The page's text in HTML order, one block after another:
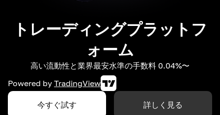
トレーディングプラットフ
ォーム
高い流動性と業界最安水準の手数料 0.04%〜
Powered by TradingView
今すぐ試す 詳しく見る